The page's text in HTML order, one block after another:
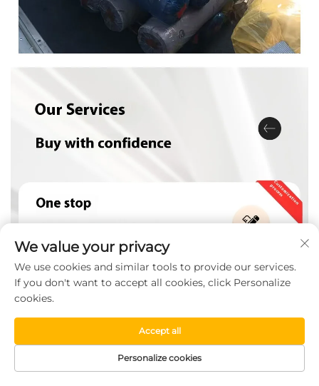
We value your privacy
We use cookies and similar tools to provide our services.
If you don't want to accept all cookies, click Personalize
cookies.
Personalize cookies
Accept all